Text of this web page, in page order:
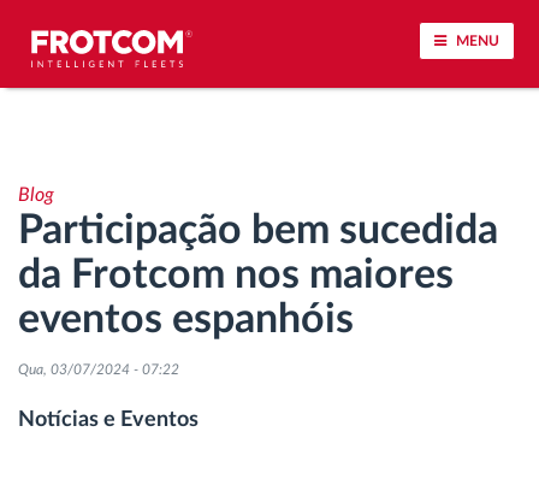
MENU
Análise do estilo de condução
Monitorização dos tempos de condução
Gestão de tarefas
Descarga remota de tacógrafo
Blog
Participação bem sucedida
da Frotcom nos maiores
eventos espanhóis
Qua, 03/07/2024 - 07:22
Notícias e Eventos